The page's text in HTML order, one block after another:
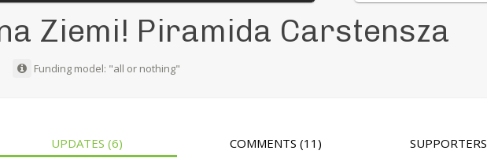
Ziemi! Piramida Carstensza
Funding model: "all or nothing"
UPDATES (6) COMMENTS (11) SUPPORTERS